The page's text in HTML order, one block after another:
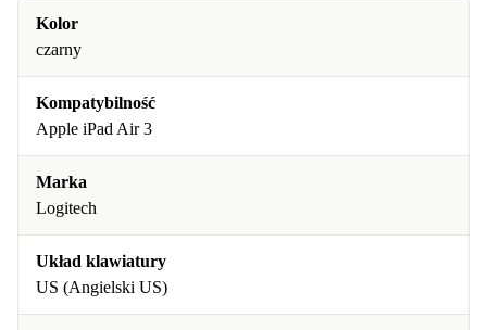
Kolor
czarny
Kompatybilność
Apple iPad Air 3
Marka
Logitech
Układ klawiatury
US (Angielski US)